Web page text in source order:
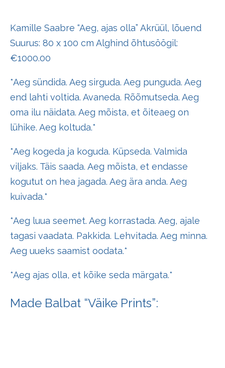
Kamille Saabre “Aeg, ajas olla” Akrüül, lõuend
Suurus: 80 x 100 cm Alghind õhtusöögil:
€1000.00
*Aeg sündida. Aeg sirguda. Aeg punguda. Aeg
end lahti voltida. Avaneda. Rõõmutseda. Aeg
oma ilu näidata. Aeg mõista, et õiteaeg on
lühike. Aeg koltuda.*
*Aeg kogeda ja koguda. Küpseda. Valmida
viljaks. Täis saada. Aeg mõista, et endasse
kogutut on hea jagada. Aeg ära anda. Aeg
kuivada.*
*Aeg luua seemet. Aeg korrastada. Aeg, ajale
tagasi vaadata. Pakkida. Lehvitada. Aeg minna.
Aeg uueks saamist oodata.*
*Aeg ajas olla, et kõike seda märgata.*
Made Balbat “Väike Prints”: